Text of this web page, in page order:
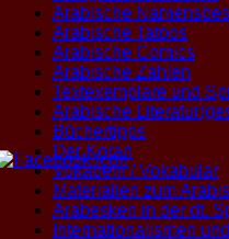
Arabische
Arabische Tatoos
Arabische Comics
Arabische Zahlen
Textexemplare und
Arabische
Büchertipps
Der Koran
Vokabeln / Vokabular
Materialien zum
Arabesken in der dt.
Internationalismen